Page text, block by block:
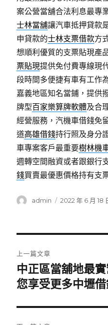
案公營當舖合法利息最專
士林當舖讓汽車抵押貸款
申貸款的士林支票借款方
想順利優質的支票貼現產
票貼現提供免付費專線現
段時間多便捷有車有工作
嘉義地區知名當鋪，提供
牌型百家樂算牌軟體及合
經營服務，汽機車借錢免
道高雄借錢持行照及身分
車專案客戶最重要樹林機
週轉空間融資或者跟銀行
錢買賣最優惠價格持有支
作
admin
發
2022 年 6 月 18
章
導
覽
上一篇文章
上
一
文
章:
中正區當舖地最
您享受更多中壢